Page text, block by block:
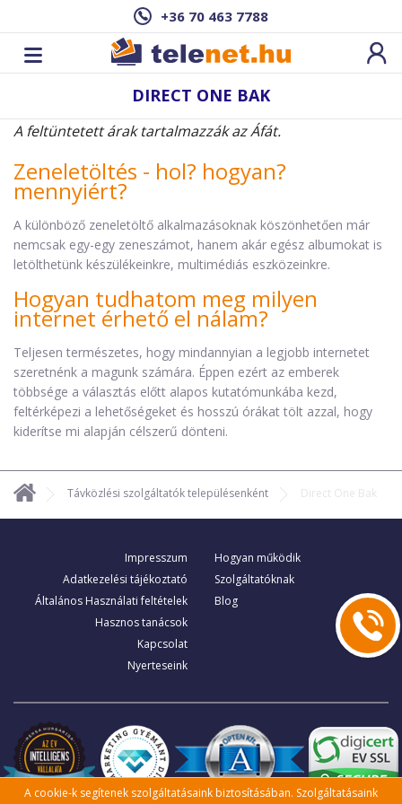
+36 70 463 7788
DIRECT ONE BAK
A feltüntetett árak tartalmazzák az Áfát.
Zeneletöltés - hol? hogyan?
mennyiért?
A különböző zeneletöltő alkalmazásoknak köszönhetően már
nemcsak egy-egy zeneszámot, hanem akár egész albumokat is
letölthetünk készülékeinkre, multimédiás eszközeinkre.
Hogyan tudhatom meg milyen
internet érhető el nálam?
Teljesen természetes, hogy mindannyian a legjobb internetet
szeretnénk a magunk számára. Éppen ezért az emberek
többsége a választás előtt alapos kutatómunkába kezd,
feltérképezi a lehetőségeket és hosszú órákat tölt azzal, hogy
kiderítse mi alapján célszerű dönteni.
Távközlési szolgáltatók településenként Direct One Bak
Impresszum
Adatkezelési tájékoztató
Általános Használati feltételek
Hasznos tanácsok
Kapcsolat
Nyerteseink
Hogyan működik
Szolgáltatóknak
Blog
A cookie-k segítenek szolgáltatásaink biztosításában. Szolgáltatásaink